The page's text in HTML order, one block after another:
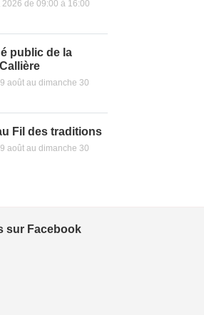
2026 de 09:00 à 16:00
public de la
août au dimanche 30
Fil des traditions
août au dimanche 30
sur Facebook